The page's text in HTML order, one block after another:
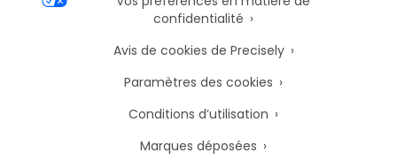
confidentialité
Avis de cookies de Precisely
Paramètres des cookies
Conditions d’utilisation
Marques déposées